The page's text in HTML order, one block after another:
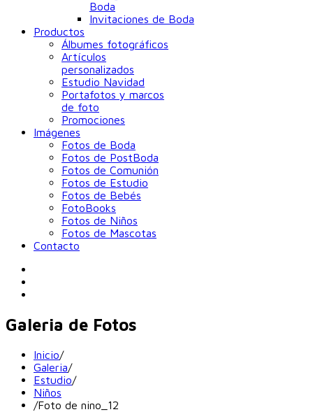
Boda
Invitaciones de Boda
Productos
Álbumes fotográficos
Artículos
personalizados
Estudio Navidad
Portafotos y marcos
de foto
Promociones
Imágenes
Fotos de Boda
Fotos de PostBoda
Fotos de Comunión
Fotos de Estudio
Fotos de Bebés
FotoBooks
Fotos de Niños
Fotos de Mascotas
Contacto
Galeria de Fotos
Inicio/
Galeria/
Estudio/
Niños
/Foto de nino_12